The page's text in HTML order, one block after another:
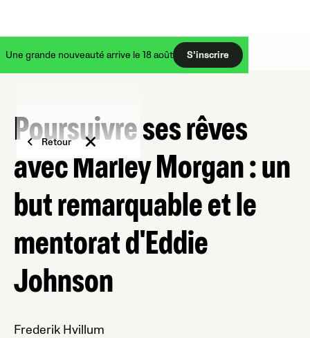
Une grande nouveauté arrive le 18 août S’inscrire
Retour
Poursuivre ses rêves
avec Marley Morgan : un
but remarquable et le
mentorat d'Eddie
Johnson
Frederik Hvillum